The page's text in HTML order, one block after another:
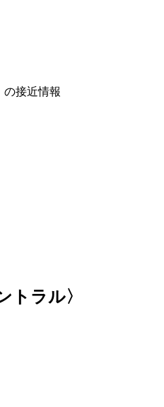
の接近情報
トラル〉